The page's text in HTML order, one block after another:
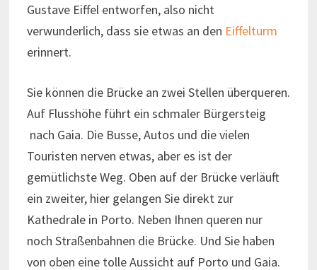
Gustave Eiffel entworfen, also nicht
verwunderlich, dass sie etwas an den Eiffelturm
erinnert.
Sie können die Brücke an zwei Stellen überqueren.
Auf Flusshöhe führt ein schmaler Bürgersteig
nach Gaia. Die Busse, Autos und die vielen
Touristen nerven etwas, aber es ist der
gemütlichste Weg. Oben auf der Brücke verläuft
ein zweiter, hier gelangen Sie direkt zur
Kathedrale in Porto. Neben Ihnen queren nur
noch Straßenbahnen die Brücke. Und Sie haben
von oben eine tolle Aussicht auf Porto und Gaia.